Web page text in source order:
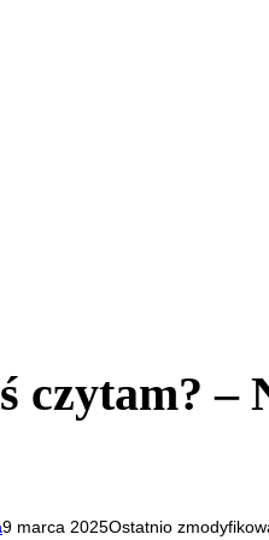
czytam? –
9 marca 2025Ostatnio